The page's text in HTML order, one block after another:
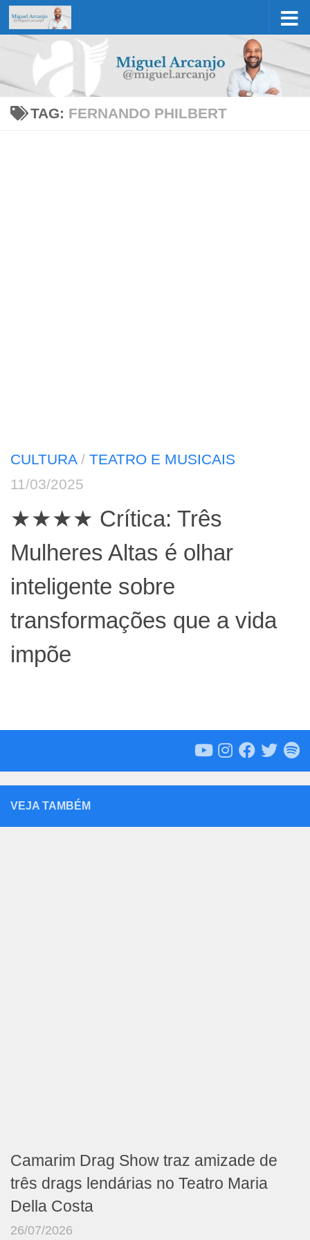
Skip to content
TAG: FERNANDO PHILBERT
CULTURA/ TEATRO E MUSICAIS
11/03/2025
★★★★ Crítica: Três
Mulheres Altas é olhar
inteligente sobre
transformações que a vida
impõe
VEJA TAMBÉM
Camarim Drag Show traz amizade de
três drags lendárias no Teatro Maria
Della Costa
26/07/2026